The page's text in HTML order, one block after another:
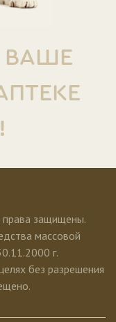
ВАШЕ
защищены.
массовой
г.
без разрешения